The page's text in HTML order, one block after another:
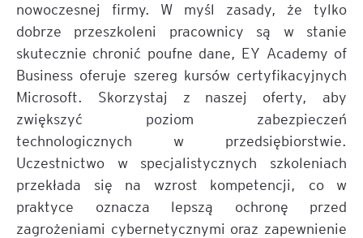
nowoczesnej firmy. W myśl zasady, że tylko
dobrze przeszkoleni pracownicy są w stanie
skutecznie chronić poufne dane, EY Academy of
Business oferuje szereg kursów certyfikacyjnych
Microsoft. Skorzystaj z naszej oferty, aby
zwiększyć poziom zabezpieczeń
technologicznych w przedsiębiorstwie.
Uczestnictwo w specjalistycznych szkoleniach
przekłada się na wzrost kompetencji, co w
praktyce oznacza lepszą ochronę przed
zagrożeniami cybernetycznymi oraz zapewnienie